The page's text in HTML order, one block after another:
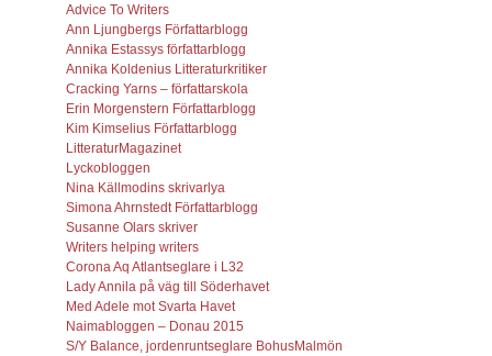
Advice To Writers
Ann Ljungbergs Författarblogg
Annika Estassys författarblogg
Annika Koldenius Litteraturkritiker
Cracking Yarns – författarskola
Erin Morgenstern Författarblogg
Kim Kimselius Författarblogg
LitteraturMagazinet
Lyckobloggen
Nina Källmodins skrivarlya
Simona Ahrnstedt Författarblogg
Susanne Olars skriver
Writers helping writers
Corona Aq Atlantseglare i L32
Lady Annila på väg till Söderhavet
Med Adele mot Svarta Havet
Naimabloggen – Donau 2015
S/Y Balance, jordenruntseglare BohusMalmön